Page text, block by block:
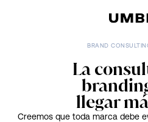
BRAND
La
llegar
Creemos que toda marca debe